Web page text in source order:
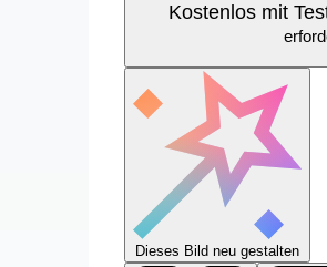
Kostenlos mit
Dieses Bild neu gestalten